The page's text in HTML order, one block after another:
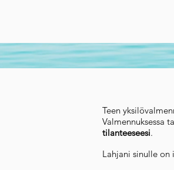
Teen
Valmennuksessa
tilanteeseesi.
Lahjani sinulle